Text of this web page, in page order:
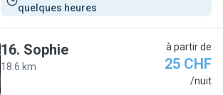
quelques heures
16. Sophie
18.6 km
à partir de
25 CHF
/nuit